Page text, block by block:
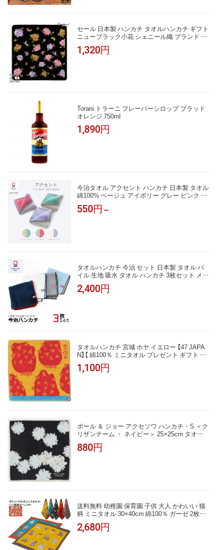
セール 日本製 ハンカチ タオルハンカチ ギフト
ニューブラック小花 シェニール織 ブランド レ
ディース アーンジョーギフト プレゼント
1,320円
Torani トラーニ フレーバーシロップ ブラッド
オレンジ 750ml
1,890円
今治タオル アクセント ハンカチ 日本製 タオル
綿100% ベージュ アイボリー グレー ピンク グ
リーン パープル 1枚 3枚 5枚 全色セット かわい
い おしゃれ ギフト プレゼント 引越し祝い ギ
550円 ～
タオルハンカチ 今治 セット 日本製 タオル パ
イル 生地 吸水 タオル ハンカチ 3枚セット メン
ズ ビジネス カジュアル 今治 ブランド
2,400円
タオルハンカチ 宮城 ホヤ イエロー 【47 JAPA
N】【 綿100％ ミニタオル プレゼント ギフト プ
チギフト 引越 挨拶 内祝 お礼 お返し 退職 異動
】
1,100円
ポール ＆ ジョー アクセソワ ハンカチ・S ＜ク
リザンテーム ・ ネイビー＞ 25×25cm タオル
ハンカチ レディース かわいい おしゃれ プレゼ
ント ブランド
880円
送料無料 幼稚園 保育園 子供 大人 かわいい 猫
柄 ミニタオル 30×40cm 綿100％ ガーゼ 2枚セ
ット タオル ハンカチ タオルハンカチ
2,680円